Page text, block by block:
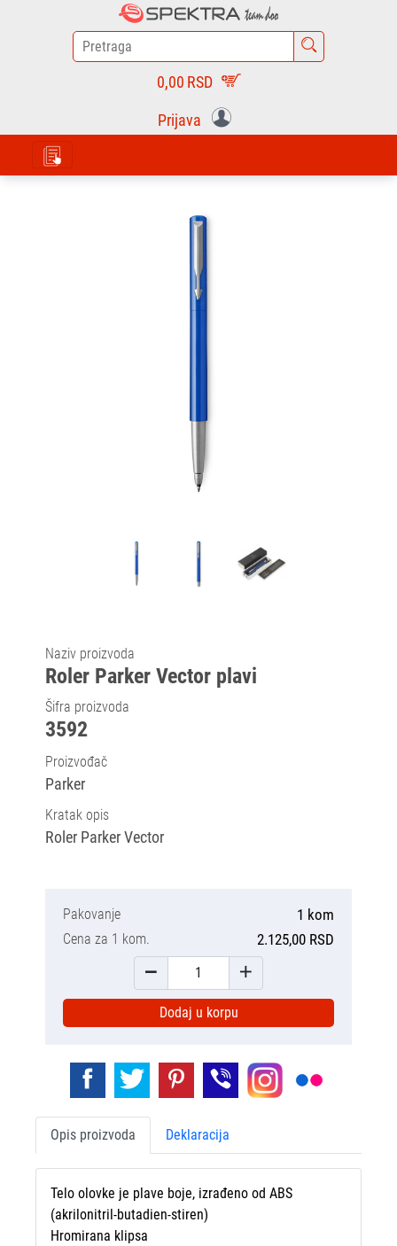
0,00 RSD
Prijava
Naziv proizvoda
Roler Parker Vector plavi
Šifra proizvoda
3592
Proizvođač
Parker
Kratak opis
Roler Parker Vector
Pakovanje 1 kom
Cena za 1 kom. 2.125,00 RSD
Dodaj u korpu
Opis proizvoda Deklaracija
Telo olovke je plave boje, izrađeno od ABS
(akrilonitril-butadien-stiren)
Hromirana klipsa